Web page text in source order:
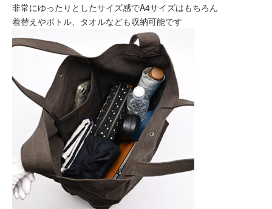
非常にゆったりとしたサイズ感でA4サイズはもちろん
着替えやボトル、タオルなども収納可能です